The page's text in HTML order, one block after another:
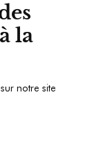
la
notre site